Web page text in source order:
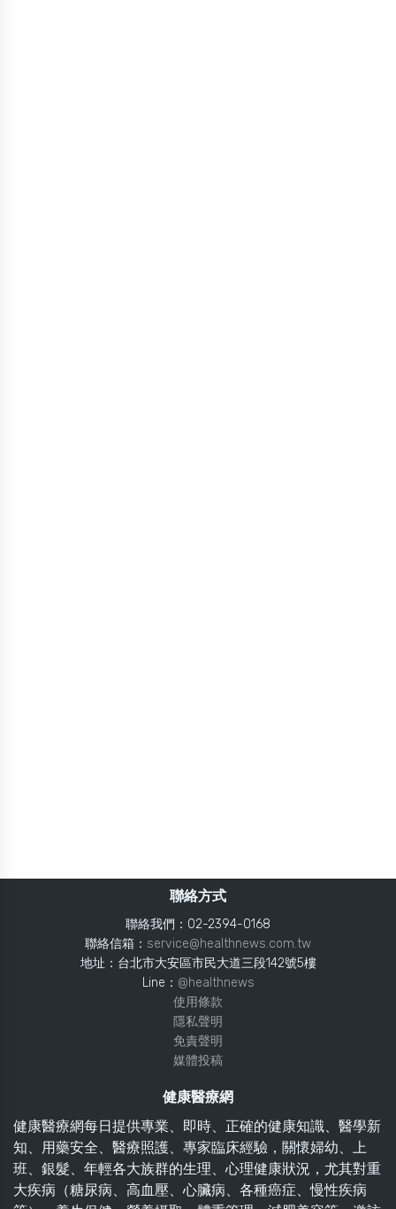
聯絡方式
聯絡我們：02-2394-0168
聯絡信箱： service@healthnews.com.tw
地址：台北市大安區市民大道三段142號5樓
Line： @healthnews
使用條款
隱私聲明
免責聲明
媒體投稿
健康醫療網
健康醫療網每日提供專業、即時、正確的健康知識、醫學新
知、用藥安全、醫療照護、專家臨床經驗，關懷婦幼、上
班、銀髮、年輕各大族群的生理、心理健康狀況，尤其對重
大疾病（糖尿病、高血壓、心臟病、各種癌症、慢性疾病